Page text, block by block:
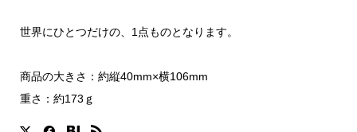
世界にひとつだけの、1点ものとなります。
商品の大きさ：約縦40mm×横106mm
重さ：約173ｇ